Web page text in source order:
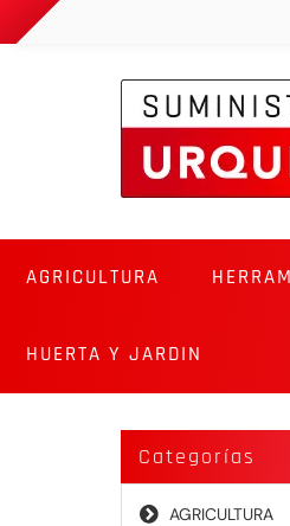
AGRICULTURA
HUERTA Y JARDIN
Categorías
AGRICULTURA